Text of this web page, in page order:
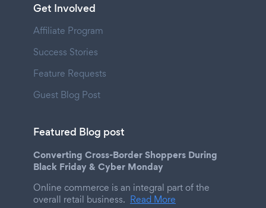
Get Involved
Affiliate Program
Success Stories
Feature Requests
Guest Blog Post
Featured Blog post
Converting Cross-Border Shoppers During
Black Friday & Cyber Monday
Online commerce is an integral part of the
overall retail business. Read More